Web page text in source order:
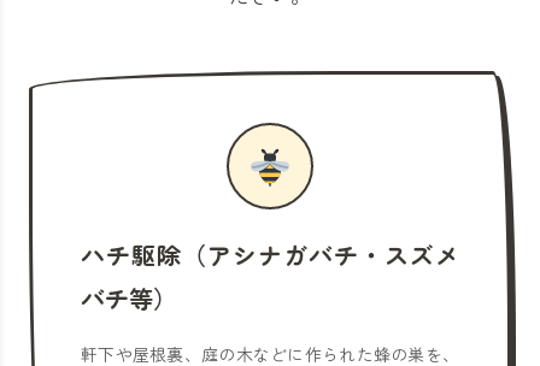
ハチ駆除（アシナガバチ・スズメ
バチ等）
軒下や屋根裏、庭の木などに作られた蜂の巣を、